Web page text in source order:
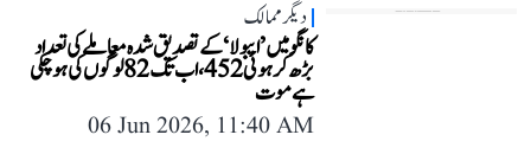
دیگر ممالک
کانگو میں ’ایبولا‘ کے تصدیق شدہ معاملے کی تعداد
بڑھ کر ہوئی 452، اب تک 82 لوگوں کی ہو چکی
ہے موت
06 Jun 2026, 11:40 AM